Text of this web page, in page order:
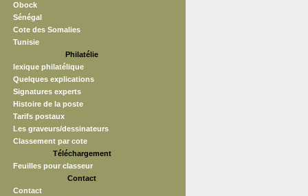
Obock
Sénégal
Cote des Somalies
Tunisie
Philatélie
lexique philatélique
Quelques explications
Signatures experts
Histoire de la poste
Tarifs postaux
Les graveurs/dessinateurs
Classement par cote
Téléchargement
Feuilles pour classeur
Contact
Contact